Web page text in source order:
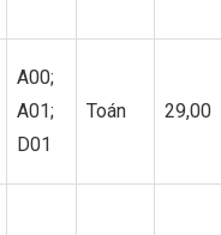
A00;
A01;
D01
Toán 29,00